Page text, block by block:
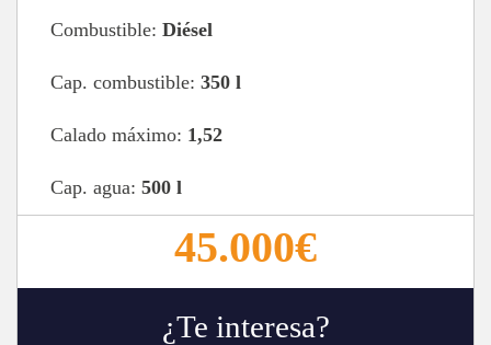
Combustible: Diésel
Cap. combustible: 350 l
Calado máximo: 1,52
Cap. agua: 500 l
45.000€
¿Te interesa?